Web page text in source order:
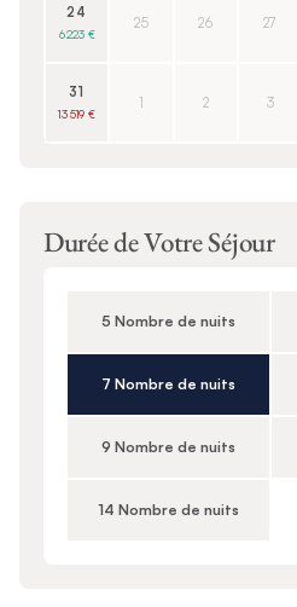
24
6 223 €
25 26 27
31
13 519 €
1 2 3
Durée de Votre Séjour
5 Nombre de nuits
7 Nombre de nuits
9 Nombre de nuits
14 Nombre de nuits